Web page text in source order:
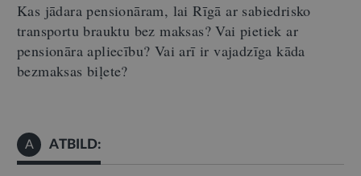
Kas jādara pensionāram, laiRīgāar sabiedrisko
transportu brauktu bez maksas?Vai pietiek ar
pensionāra apliecību? Vai arī irvajadzīga kāda
bezmaksas biļete?
A ATBILD: